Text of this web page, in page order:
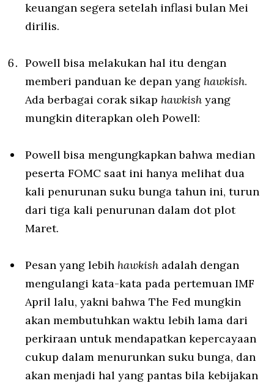
keuangan segera setelah inflasi bulan Mei
dirilis.
Powell bisa melakukan hal itu dengan
memberi panduan ke depan yang hawkish.
Ada berbagai corak sikap hawkish yang
mungkin diterapkan oleh Powell:
Powell bisa mengungkapkan bahwa median
peserta FOMC saat ini hanya melihat dua
kali penurunan suku bunga tahun ini, turun
dari tiga kali penurunan dalam dot plot
Maret.
Pesan yang lebih hawkish adalah dengan
mengulangi kata-kata pada pertemuan IMF
April lalu, yakni bahwa The Fed mungkin
akan membutuhkan waktu lebih lama dari
perkiraan untuk mendapatkan kepercayaan
cukup dalam menurunkan suku bunga, dan
akan menjadi hal yang pantas bila kebijakan